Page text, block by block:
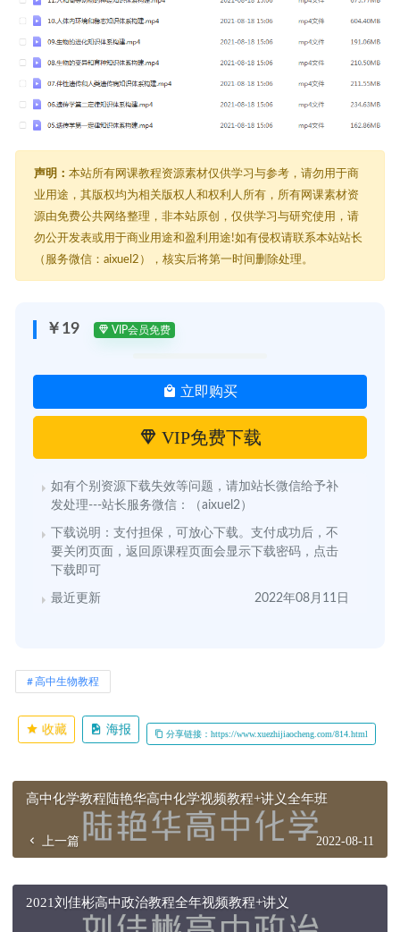
声明： 本站所有网课教程资源素材仅供学习与参考，请勿用于商
业用途，其版权均为相关版权人和权利人所有，所有网课素材资
源由免费公共网络整理，非本站原创，仅供学习与研究使用，请
勿公开发表或用于商业用途和盈利用途!如有侵权请联系本站站长
（服务微信：aixuel2），核实后将第一时间删除处理。
￥19 VIP会员免费
立即购买
VIP免费下载
如有个别资源下载失效等问题，请加站长微信给予补
发处理---站长服务微信：（aixuel2）
下载说明：支付担保，可放心下载。支付成功后，不
要关闭页面，返回原课程页面会显示下载密码，点击
下载即可
最近更新 2022年08月11日
高中生物教程
收藏 海报 分享链接：https://www.xuezhijiaocheng.com/814.html
高中化学教程陆艳华高中化学视频教程+讲义全年班
上一篇 2022-08-11
2021刘佳彬高中政治教程全年视频教程+讲义